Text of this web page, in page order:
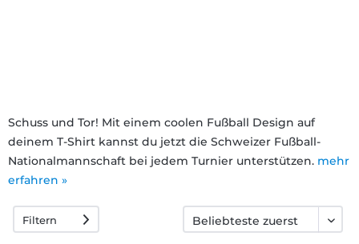
Fragen
Schuss und Tor! Mit einem coolen Fußball Design auf
deinem T-Shirt kannst du jetzt die Schweizer Fußball-
Nationalmannschaft bei jedem Turnier unterstützen. mehr
erfahren »
Filtern